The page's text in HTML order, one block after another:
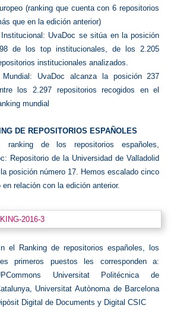
(ranking que cuenta con 6 repositorios
que en la edición anterior)
Institucional: UvaDoc se sitúa en la posición
de los top institucionales, de los 2.205
institucionales analizados.
Mundial: UvaDoc alcanza la posición 237
los 2.297 repositorios recogidos en el
mundial
DE REPOSITORIOS ESPAÑOLES
ranking de los repositorios españoles,
Repositorio de la Universidad de Valladolid
posición número 17. Hemos escalado cinco
en relación con la edición anterior.
el Ranking de repositorios españoles, los
primeros puestos les corresponden a:
Universitat Politécnica de
Universitat Autònoma de Barcelona
Digital de Documents y Digital CSIC